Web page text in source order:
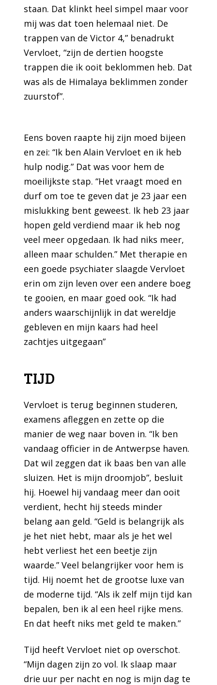
staan. Dat klinkt heel simpel maar voor
mij was dat toen helemaal niet. De
trappen van de Victor 4,” benadrukt
Vervloet, “zijn de dertien hoogste
trappen die ik ooit beklommen heb. Dat
was als de Himalaya beklimmen zonder
zuurstof”.
Eens boven raapte hij zijn moed bijeen
en zei: “Ik ben Alain Vervloet en ik heb
hulp nodig.” Dat was voor hem de
moeilijkste stap. “Het vraagt moed en
durf om toe te geven dat je 23 jaar een
mislukking bent geweest. Ik heb 23 jaar
hopen geld verdiend maar ik heb nog
veel meer opgedaan. Ik had niks meer,
alleen maar schulden.” Met therapie en
een goede psychiater slaagde Vervloet
erin om zijn leven over een andere boeg
te gooien, en maar goed ook. “Ik had
anders waarschijnlijk in dat wereldje
gebleven en mijn kaars had heel
zachtjes uitgegaan”
TIJD
Vervloet is terug beginnen studeren,
examens afleggen en zette op die
manier de weg naar boven in. “Ik ben
vandaag officier in de Antwerpse haven.
Dat wil zeggen dat ik baas ben van alle
sluizen. Het is mijn droomjob”, besluit
hij. Hoewel hij vandaag meer dan ooit
verdient, hecht hij steeds minder
belang aan geld. “Geld is belangrijk als
je het niet hebt, maar als je het wel
hebt verliest het een beetje zijn
waarde.” Veel belangrijker voor hem is
tijd. Hij noemt het de grootse luxe van
de moderne tijd. “Als ik zelf mijn tijd kan
bepalen, ben ik al een heel rijke mens.
En dat heeft niks met geld te maken.”
Tijd heeft Vervloet niet op overschot.
“Mijn dagen zijn zo vol. Ik slaap maar
drie uur per nacht en nog is mijn dag te